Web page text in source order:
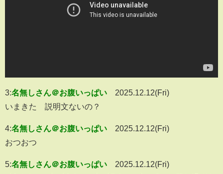
3:名無しさん＠お腹いっぱい
2025.12.12(Fri)
いまきた 説明文ないの？
4:名無しさん＠お腹いっぱい
2025.12.12(Fri)
おつおつ
5:名無しさん＠お腹いっぱい
2025.12.12(Fri)